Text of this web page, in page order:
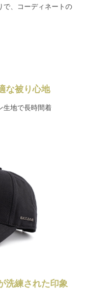
で、コーディネートの
な被り心地
生地で長時間着
洗練された印象